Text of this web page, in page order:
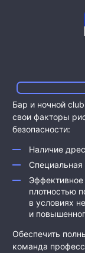
Бар и ночной
свои факторы
безопасности:
Наличие
плотностью
в условиях
и
Обеспечить
команда